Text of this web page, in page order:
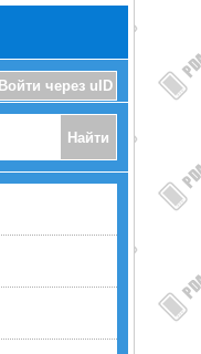
Войти через uID